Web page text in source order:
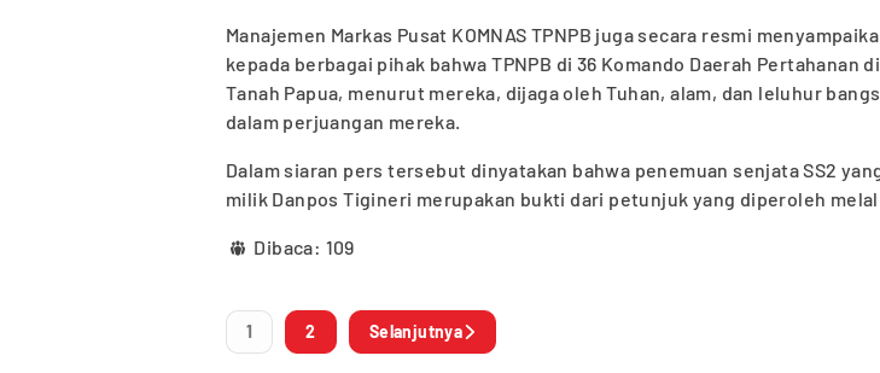
Manajemen Markas Pusat KOMNAS TPNPB juga secara resmi
kepada berbagai pihak bahwa TPNPB di 36 Komando Daerah Pertahanan
Tanah Papua, menurut mereka, dijaga oleh Tuhan, alam, dan leluhur
dalam perjuangan mereka.
Dalam siaran pers tersebut dinyatakan bahwa penemuan senjata SS2
milik Danpos Tigineri merupakan bukti dari petunjuk yang diperoleh
Dibaca: 109
1 2 Selanjutnya